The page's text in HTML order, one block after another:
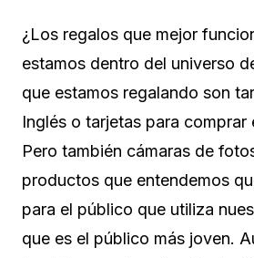
¿Los regalos que mejor
estamos dentro del universo
que estamos regalando son
Inglés o tarjetas para comprar
Pero también cámaras de
productos que entendemos
para el público que utiliza
que es el público más joven.